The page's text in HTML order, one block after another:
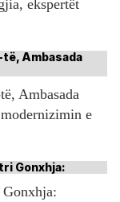
ekspertët
Ambasada
e